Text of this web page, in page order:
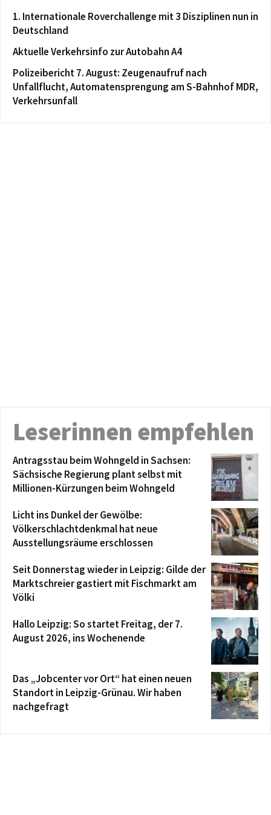
1. Internationale Roverchallenge mit 3 Disziplinen nun in
Deutschland
Aktuelle Verkehrsinfo zur Autobahn A4
Polizeibericht 7. August: Zeugenaufruf nach
Unfallflucht, Automatensprengung am S-Bahnhof MDR,
Verkehrsunfall
Leserinnen empfehlen
Antragsstau beim Wohngeld in Sachsen:
Sächsische Regierung plant selbst mit
Millionen-Kürzungen beim Wohngeld
Licht ins Dunkel der Gewölbe:
Völkerschlachtdenkmal hat neue
Ausstellungsräume erschlossen
Seit Donnerstag wieder in Leipzig: Gilde der
Marktschreier gastiert mit Fischmarkt am
Völki
Hallo Leipzig: So startet Freitag, der 7.
August 2026, ins Wochenende
Das „Jobcenter vor Ort“ hat einen neuen
Standort in Leipzig-Grünau. Wir haben
nachgefragt